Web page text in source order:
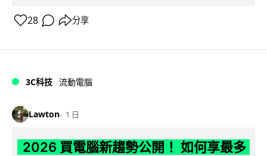
28 分享
3C科技 流動電腦
Lawton 1 日
2026 買電腦新趨勢公開！ 如何享最多